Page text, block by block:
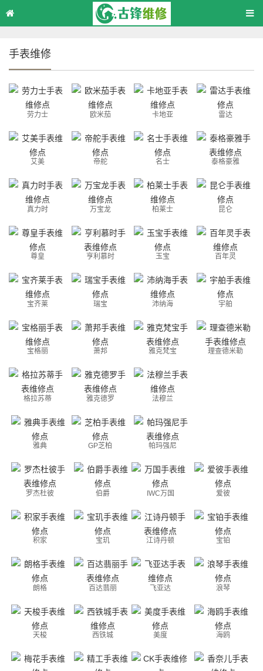
手表维修
劳力士 欧米茄 卡地亚 雷达
艾美 帝舵 名士 泰格豪雅
真力时 万宝龙 柏莱士 昆仑
尊皇 亨利慕时 玉宝 百年灵
宝齐莱 瑞宝 沛纳海 宇舶
宝格丽 萧邦 雅克梵宝 理查德米勒
格拉苏蒂 雅克德罗 法穆兰
雅典 GP芝柏 帕玛强尼
罗杰杜彼 伯爵 IWC万国 爱彼
积家 宝玑 江诗丹顿 宝铂
朗格 百达翡丽 飞亚达 浪琴
天梭 西铁城 美度 海鸥